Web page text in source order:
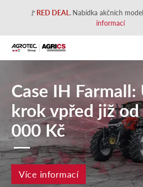
🚩RED DEAL. Nabídka akčních
informací
Case IH
krok vpřed již
000 Kč
Více informací